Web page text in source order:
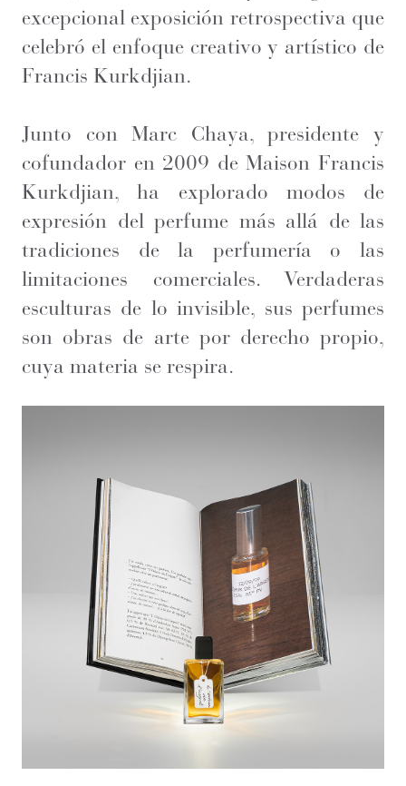
excepcional exposición retrospectiva que
celebró el enfoque creativo y artístico de
Francis Kurkdjian.
Junto con Marc Chaya, presidente y
cofundador en 2009 de Maison Francis
Kurkdjian, ha explorado modos de
expresión del perfume más allá de las
tradiciones de la perfumería o las
limitaciones comerciales. Verdaderas
esculturas de lo invisible, sus perfumes
son obras de arte por derecho propio,
cuya materia se respira.